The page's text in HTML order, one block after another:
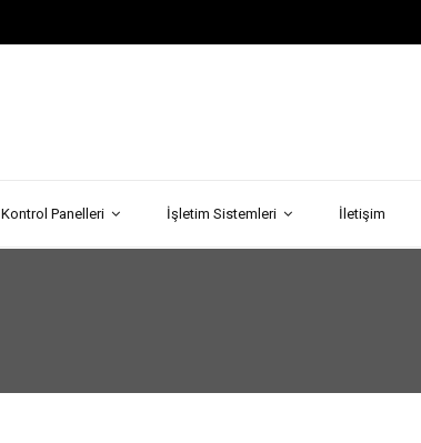
Kontrol Panelleri İşletim Sistemleri İletişim